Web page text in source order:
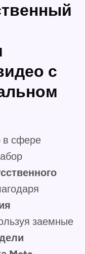
с
в сфере
заемные